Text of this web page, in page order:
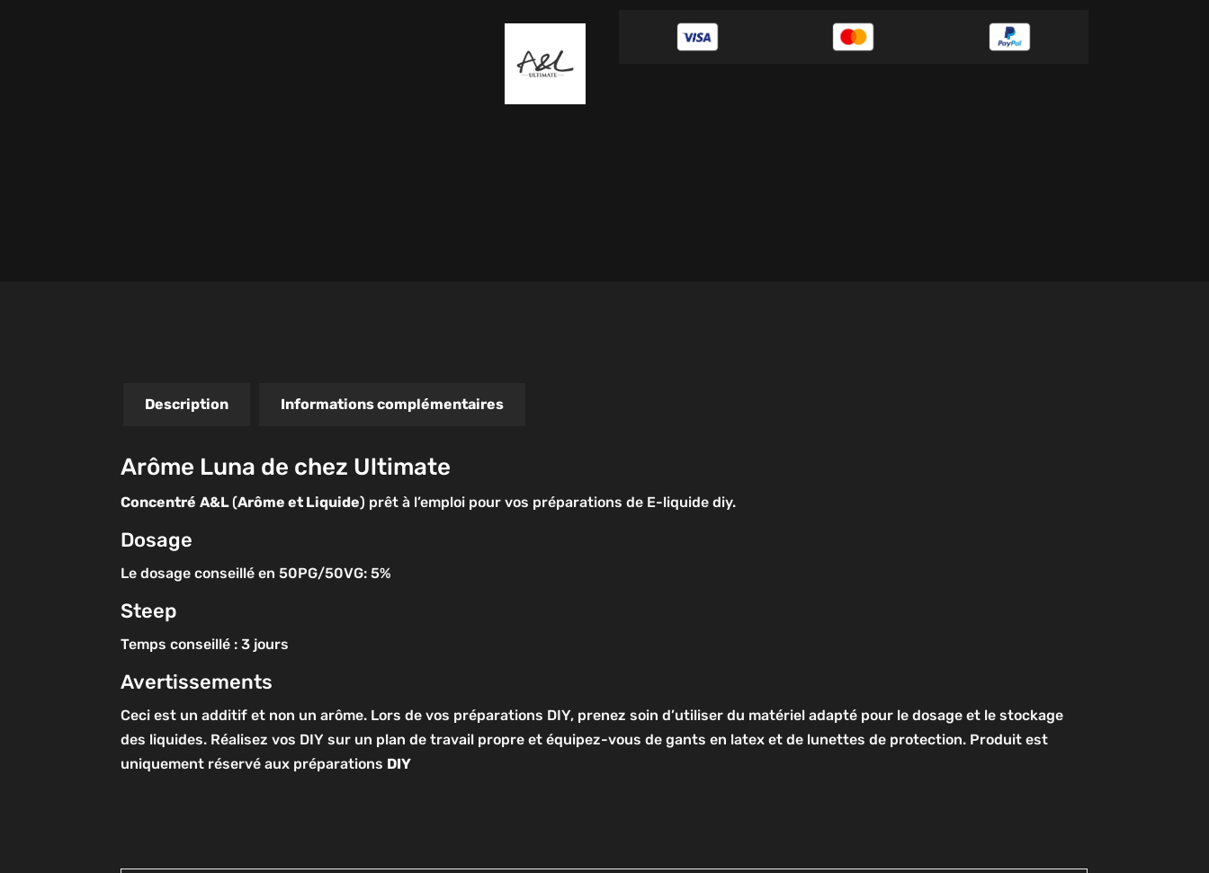
Description Informations complémentaires
Arôme Luna de chez Ultimate
Concentré A&L(Arôme et Liquide) prêt à l’emploi pour vos préparations de E-liquide diy.
Dosage
Le dosage conseillé en 50PG/50VG: 5%
Steep
Temps conseillé : 3 jours
Avertissements
Ceci est un additif et non un arôme. Lors de vos préparations DIY, prenez soin d’utiliser du matériel adapté pour le dosage et le stockage
des liquides. Réalisez vos DIY sur un plan de travail propre et équipez-vous de gants en latex et de lunettes de protection. Produit est
uniquement réservé aux préparations DIY